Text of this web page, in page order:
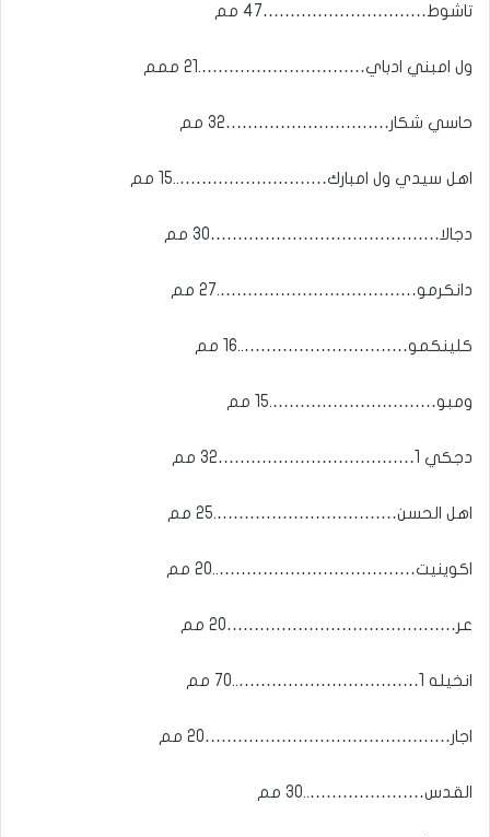
تاشوط…………………………47 مم
ول امبني ادباي………………………….21 ممم
حاسي شكار…………………………32 مم
اهل سيدي ول امبارك………………………..15 مم
دجالا……………………………………30 مم
دانكرمو……………………………….27 مم
كلينكمو…………………………..16 مم
ومبو………………………….15 مم
دجكي 1………………………………32 مم
اهل الحسن…………………………….25 مم
اكوينيت………………………………..20 مم
عر……………………………………20 مم
انخيله 1……………………………..70 مم
اجار………………………………………20 مم
القدس…………………..30 مم